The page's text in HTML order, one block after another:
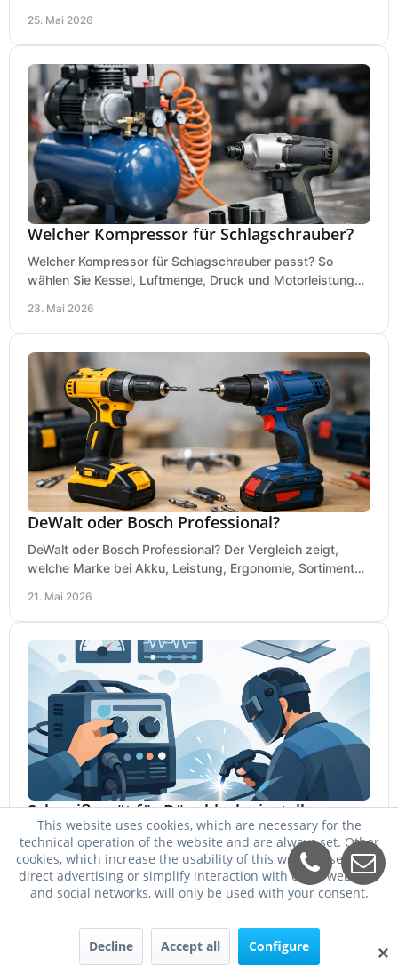
25. Mai 2026
Welcher Kompressor für Schlagschrauber?
Welcher Kompressor für Schlagschrauber passt? So
wählen Sie Kessel, Luftmenge, Druck und Motorleistung
23. Mai 2026
DeWalt oder Bosch Professional?
DeWalt oder Bosch Professional? Der Vergleich zeigt,
welche Marke bei Akku, Leistung, Ergonomie, Sortiment
21. Mai 2026
Schweißgerät für Dünnblech einstellen
Schweißgerät für Dünnblech einstellen: passende
Stromstärke, Draht, Gas und Vorschub für saubere Nähte
ohne Durchbrand bei 0,8 bis 2 mm.
19. Mai 2026
✕
This website uses cookies, which are necessary for the
technical operation of the website and are always set. Other
cookies, which increase the usability of this website, serve for
direct advertising or simplify interaction with other websites
and social networks, will only be used with your consent.
Decline Accept all Configure